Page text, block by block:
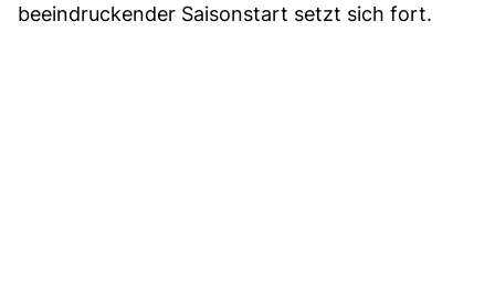
beeindruckender Saisonstart setzt sich fort.